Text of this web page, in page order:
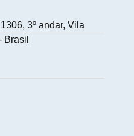
3º andar, Vila
Brasil